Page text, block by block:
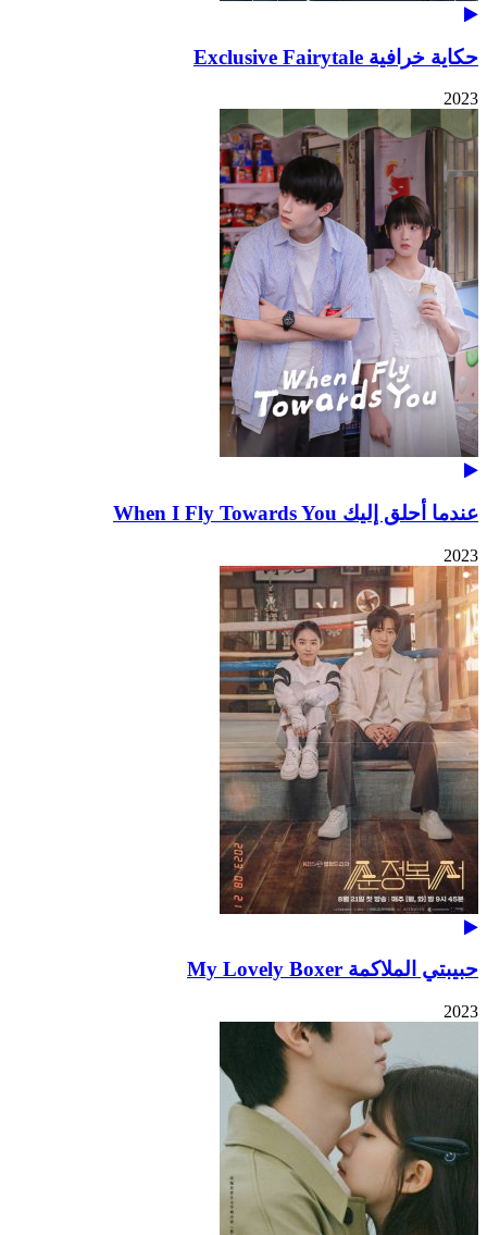
حكاية خرافية Exclusive Fairytale
2023
عندما أحلق إليك When I Fly Towards You
2023
حبيبتي الملاكمة My Lovely Boxer
2023